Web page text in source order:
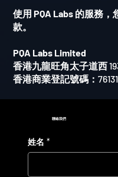
使用PQA Labs 的服務，
款。
PQA Labs Limited
香港九龍旺角太子道西
香港商業登記號碼：
聯絡我們
姓名 *